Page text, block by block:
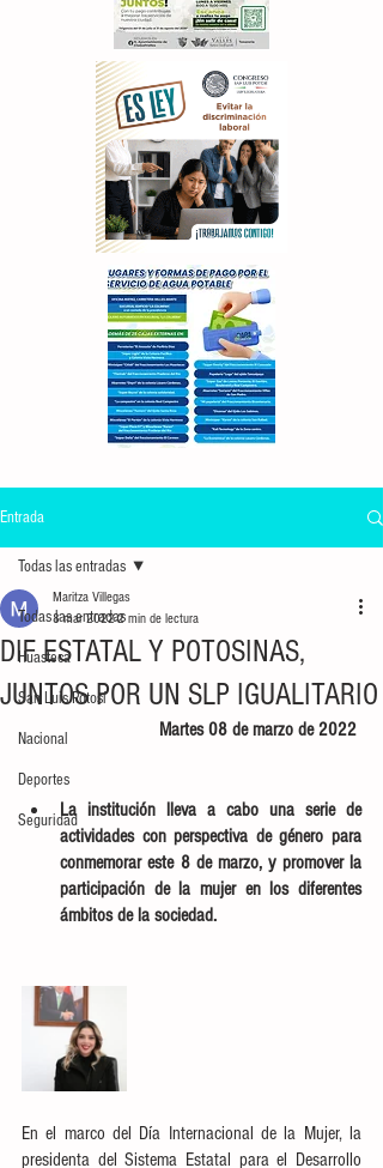
Entrada
Todas las entradas
Huasteca
San Luis Potosí
Nacional
Deportes
Seguridad
Todas las entradas
DIF ESTATAL Y POTOSINAS,
JUNTOS POR UN SLP IGUALITARIO
Maritza Villegas
8 mar 20222 min de lectura
Martes 08 de marzo de 2022
La institución lleva a cabo una serie de
actividades con perspectiva de género para
conmemorar este 8 de marzo, y promover la
participación de la mujer en los diferentes
ámbitos de la sociedad.
En el marco del Día Internacional de la Mujer, la
presidenta del Sistema Estatal para el Desarrollo